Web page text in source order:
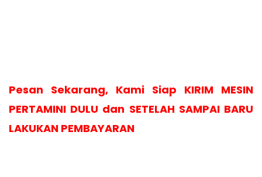
Pesan Sekarang, Kami Siap KIRIM MESIN
PERTAMINI DULU dan SETELAH SAMPAI BARU
LAKUKAN PEMBAYARAN